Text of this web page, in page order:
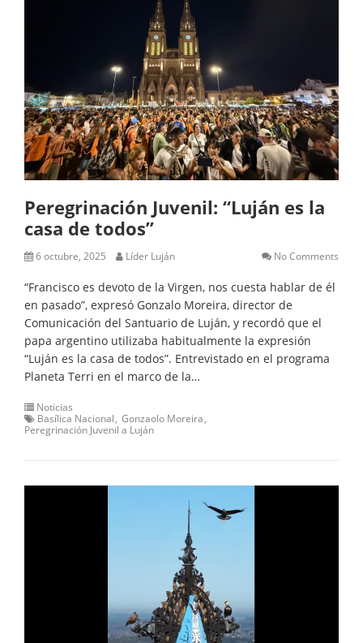
Peregrinación Juvenil: “Luján es la
casa de todos”
6 octubre, 2025 Líder Luján No Comments
“Francisco es devoto de la Virgen, nos cuesta hablar de él
en pasado”, expresó Gonzalo Moreira, director de
Comunicación del Santuario de Luján, y recordó que el
papa argentino utilizaba habitualmente la expresión
“Luján es la casa de todos”. Entrevistado en el programa
Planeta Terri en el marco de la…
Noticias
Basílica Nacional Gonzaolo Moreira
Peregrinación Juvenil a Luján